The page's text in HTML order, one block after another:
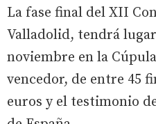
La fase final del XII
Valladolid, tendrá
noviembre en la
vencedor, de entre 45
euros y el testimonio